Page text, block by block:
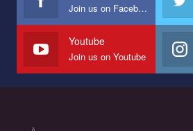
Мы просим вас поддержать нас и
наш план по борьбе с насилием и
СОГИ в Украине.
Все, что вам нужно сделать - это
по этой ссылке и поставить лайк под
Join us on Facebook
Youtube
Join us on Youtube